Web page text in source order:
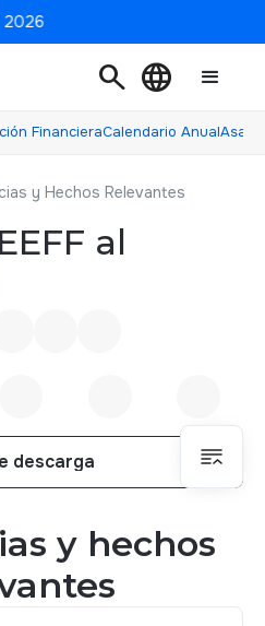
search language
FinancieraCalendario Anual
y Hechos Relevantes
al
descarga
y hechos